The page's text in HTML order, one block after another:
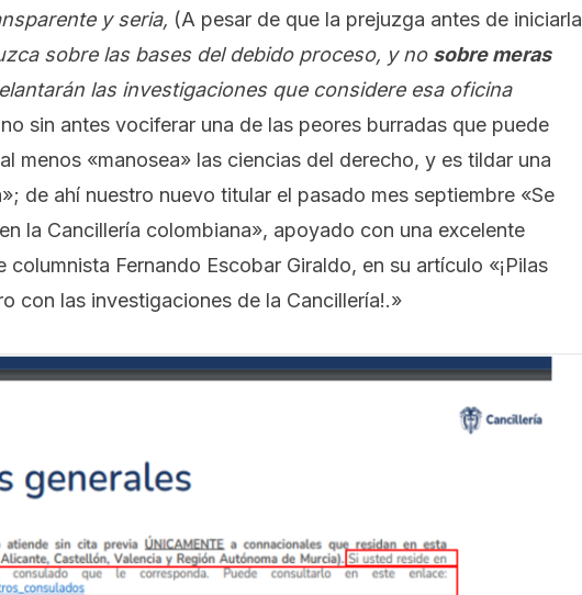
y seria, (A pesar de que la prejuzga antes de iniciarla
sobre las bases del debido proceso, y no sobre meras
las investigaciones que considere esa oficina
sin antes vociferar una de las peores burradas que puede
menos «manosea» las ciencias del derecho, y es tildar una
de ahí nuestro nuevo titular el pasado mes septiembre «Se
la Cancillería colombiana», apoyado con una excelente
columnista Fernando Escobar Giraldo, en su artículo «¡Pilas
con las investigaciones de la Cancillería!.»